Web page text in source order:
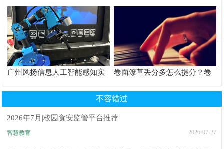
务体系解析
个性化育儿系统
广州风扬信息人工智能感知实
卷面潦草丢分多怎么提分？卷
不容错过
2026年7月|校园食安监管平台推荐
智慧教育 2026-07-27